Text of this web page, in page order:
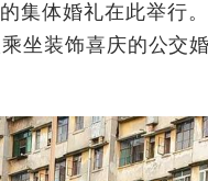
集体婚礼在此举行
坐装饰喜庆的公交婚